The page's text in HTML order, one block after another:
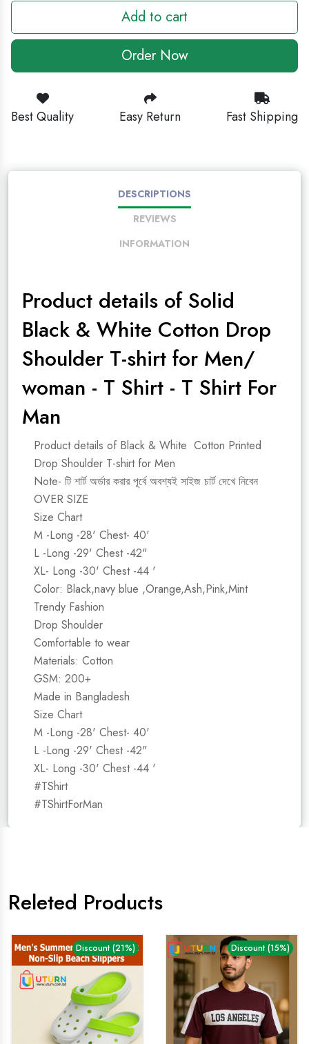
Add to cart
Order Now
Best Quality Easy Return Fast Shipping
DESCRIPTIONS
REVIEWS
INFORMATION
Product details of Solid
Black & White Cotton Drop
Shoulder T-shirt for Men/
woman - T Shirt - T Shirt For
Man
Product details of Black & White Cotton Printed
Drop Shoulder T-shirt for Men
Note- টি শার্ট অর্ডার করার পূর্বে অবশ্যই সাইজ চার্ট দেখে নিবেন
OVER SIZE
Size Chart
M -Long -28' Chest- 40'
L -Long -29' Chest -42"
XL- Long -30' Chest -44 '
Color: Black,navy blue ,Orange,Ash,Pink,Mint
Trendy Fashion
Drop Shoulder
Comfortable to wear
Materials: Cotton
GSM: 200+
Made in Bangladesh
Size Chart
M -Long -28' Chest- 40'
L -Long -29' Chest -42"
XL- Long -30' Chest -44 '
#TShirt
#TShirtForMan
Releted Products
Discount (21%) Discount (15%)